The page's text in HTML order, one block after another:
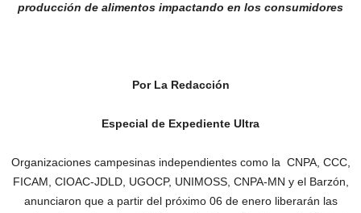
producción de alimentos impactando en los consumidores
Por La Redacción
Especial de Expediente Ultra
Organizaciones campesinas independientes como la CNPA, CCC,
FICAM, CIOAC-JDLD, UGOCP, UNIMOSS, CNPA-MN y el Barzón,
anunciaron que a partir del próximo 06 de enero liberarán las